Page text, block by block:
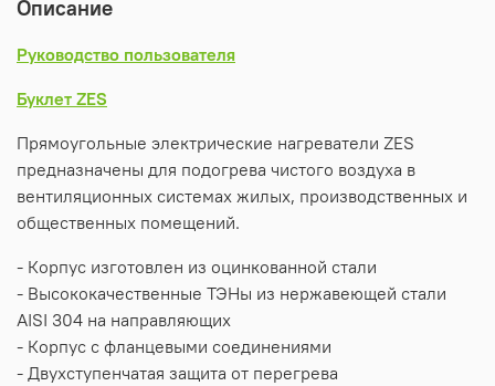
Описание
Руководство пользователя
Буклет ZES
Прямоугольные электрические нагреватели ZES
предназначены для подогрева чистого воздуха в
вентиляционных системах жилых, производственных и
общественных помещений.
- Корпус изготовлен из оцинкованной стали
- Высококачественные ТЭНы из нержавеющей стали
AISI 304 на направляющих
- Корпус с фланцевыми соединениями
- Двухступенчатая защита от перегрева